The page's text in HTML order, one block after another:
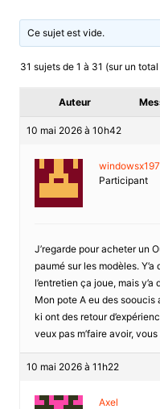
Ce sujet est vide.
31 sujets de 1 à 31 (sur un
Auteur
10 mai 2026 à 10h42
Participant
J’regarde pour acheter un
paumé sur les modèles.
l’entretien ça joue, mais
Mon pote A eu des sooucis
ki ont des retour
veux pas m’faire avoir,
10 mai 2026 à 11h22
Axel